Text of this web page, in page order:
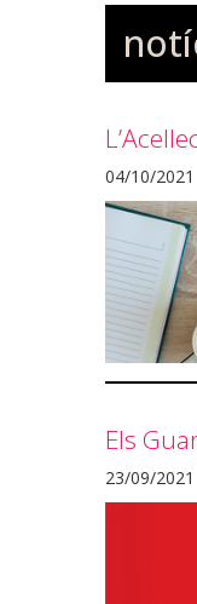
04/10/2021
Els
23/09/2021